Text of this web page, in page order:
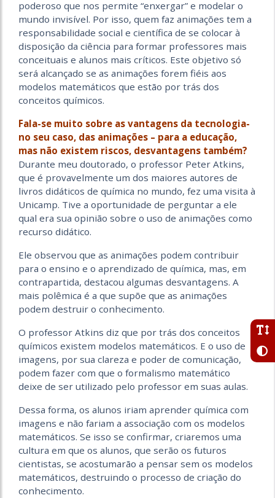
poderoso que nos permite “enxergar” e modelar o
mundo invisível. Por isso, quem faz animações tem a
responsabilidade social e científica de se colocar à
disposição da ciência para formar professores mais
conceituais e alunos mais críticos. Este objetivo só
será alcançado se as animações forem fiéis aos
modelos matemáticos que estão por trás dos
conceitos químicos.
Fala-se muito sobre as vantagens da tecnologia-
no seu caso, das animações – para a educação,
mas não existem riscos, desvantagens também?
Durante meu doutorado, o professor Peter Atkins,
que é provavelmente um dos maiores autores de
livros didáticos de química no mundo, fez uma visita à
Unicamp. Tive a oportunidade de perguntar a ele
qual era sua opinião sobre o uso de animações como
recurso didático.
Ele observou que as animações podem contribuir
para o ensino e o aprendizado de química, mas, em
contrapartida, destacou algumas desvantagens. A
mais polêmica é a que supõe que as animações
podem destruir o conhecimento.
O professor Atkins diz que por trás dos conceitos
químicos existem modelos matemáticos. E o uso de
imagens, por sua clareza e poder de comunicação,
podem fazer com que o formalismo matemático
deixe de ser utilizado pelo professor em suas aulas.
Dessa forma, os alunos iriam aprender química com
imagens e não fariam a associação com os modelos
matemáticos. Se isso se confirmar, criaremos uma
cultura em que os alunos, que serão os futuros
cientistas, se acostumarão a pensar sem os modelos
matemáticos, destruindo o processo de criação do
conhecimento.